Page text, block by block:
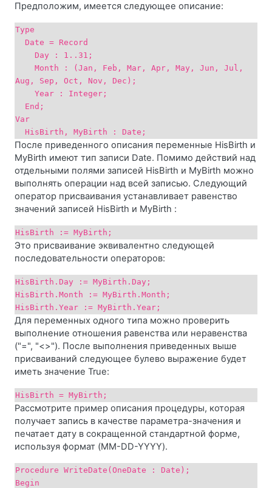
Предположим, имеется следующее описание:
Type
Date = Record
Day : 1..31;
Month : (Jan, Feb, Mar, Apr, May, Jun, Jul,
Aug, Sep, Oct, Nov, Dec);
Year : Integer;
End;
Var
HisBirth, MyBirth : Date;
После приведенного описания переменные HisBirth и
MyBirth имеют тип записи Date. Помимо действий над
отдельными полями записей HisBirth и MyBirth можно
выполнять операции над всей записью. Следующий
оператор присваивания устанавливает равенство
значений записей HisBirth и MyBirth :
HisBirth := MyBirth;
Это присваивание эквивалентно следующей
последовательности операторов:
HisBirth.Day := MyBirth.Day;
HisBirth.Month := MyBirth.Month;
HisBirth.Year := MyBirth.Year;
Для переменных одного типа можно проверить
выполнение отношения равенства или неравенства
("=", "<>"). После выполнения приведенных выше
присваиваний следующее булево выражение будет
иметь значение True:
HisBirth = MyBirth;
Рассмотрите пример описания процедуры, которая
получает запись в качестве параметра-значения и
печатает дату в сокращенной стандартной форме,
используя формат (MM-DD-YYYY).
Procedure WriteDate(OneDate : Date);
Begin